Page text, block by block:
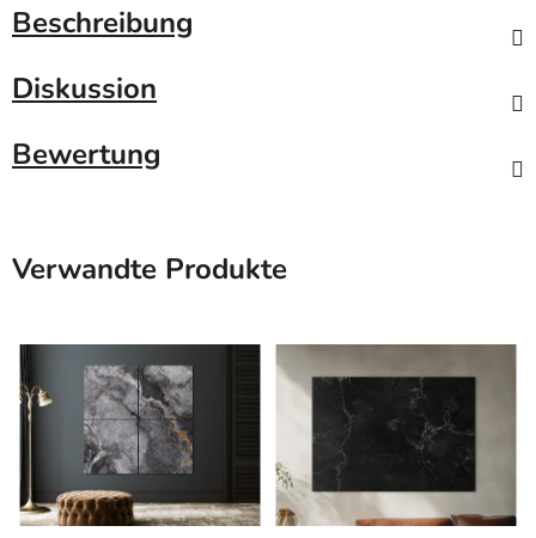
Beschreibung
Diskussion
Bewertung
Verwandte Produkte